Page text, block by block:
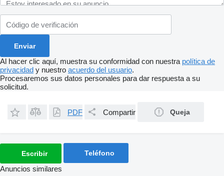
Al hacer clic aquí, muestra su conformidad con nuestra política de
privacidad y nuestro acuerdo del usuario.
Procesaremos sus datos personales para dar respuesta a su
solicitud.
PDF Compartir Queja
Escribir Teléfono
Anuncios similares